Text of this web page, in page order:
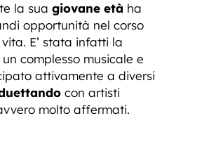
la sua giovane età ha
opportunità nel corso
E’ stata infatti la
complesso musicale e
attivamente a diversi
con artisti
molto affermati.